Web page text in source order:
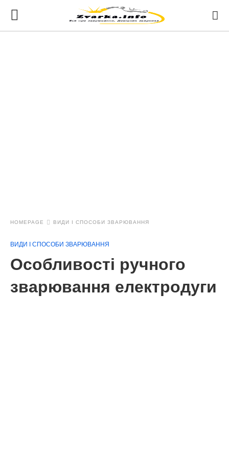
HOMEPAGE ВИДИ І СПОСОБИ ЗВАРЮВАННЯ
ВИДИ І СПОСОБИ ЗВАРЮВАННЯ
Особливості ручного
зварювання електродуги